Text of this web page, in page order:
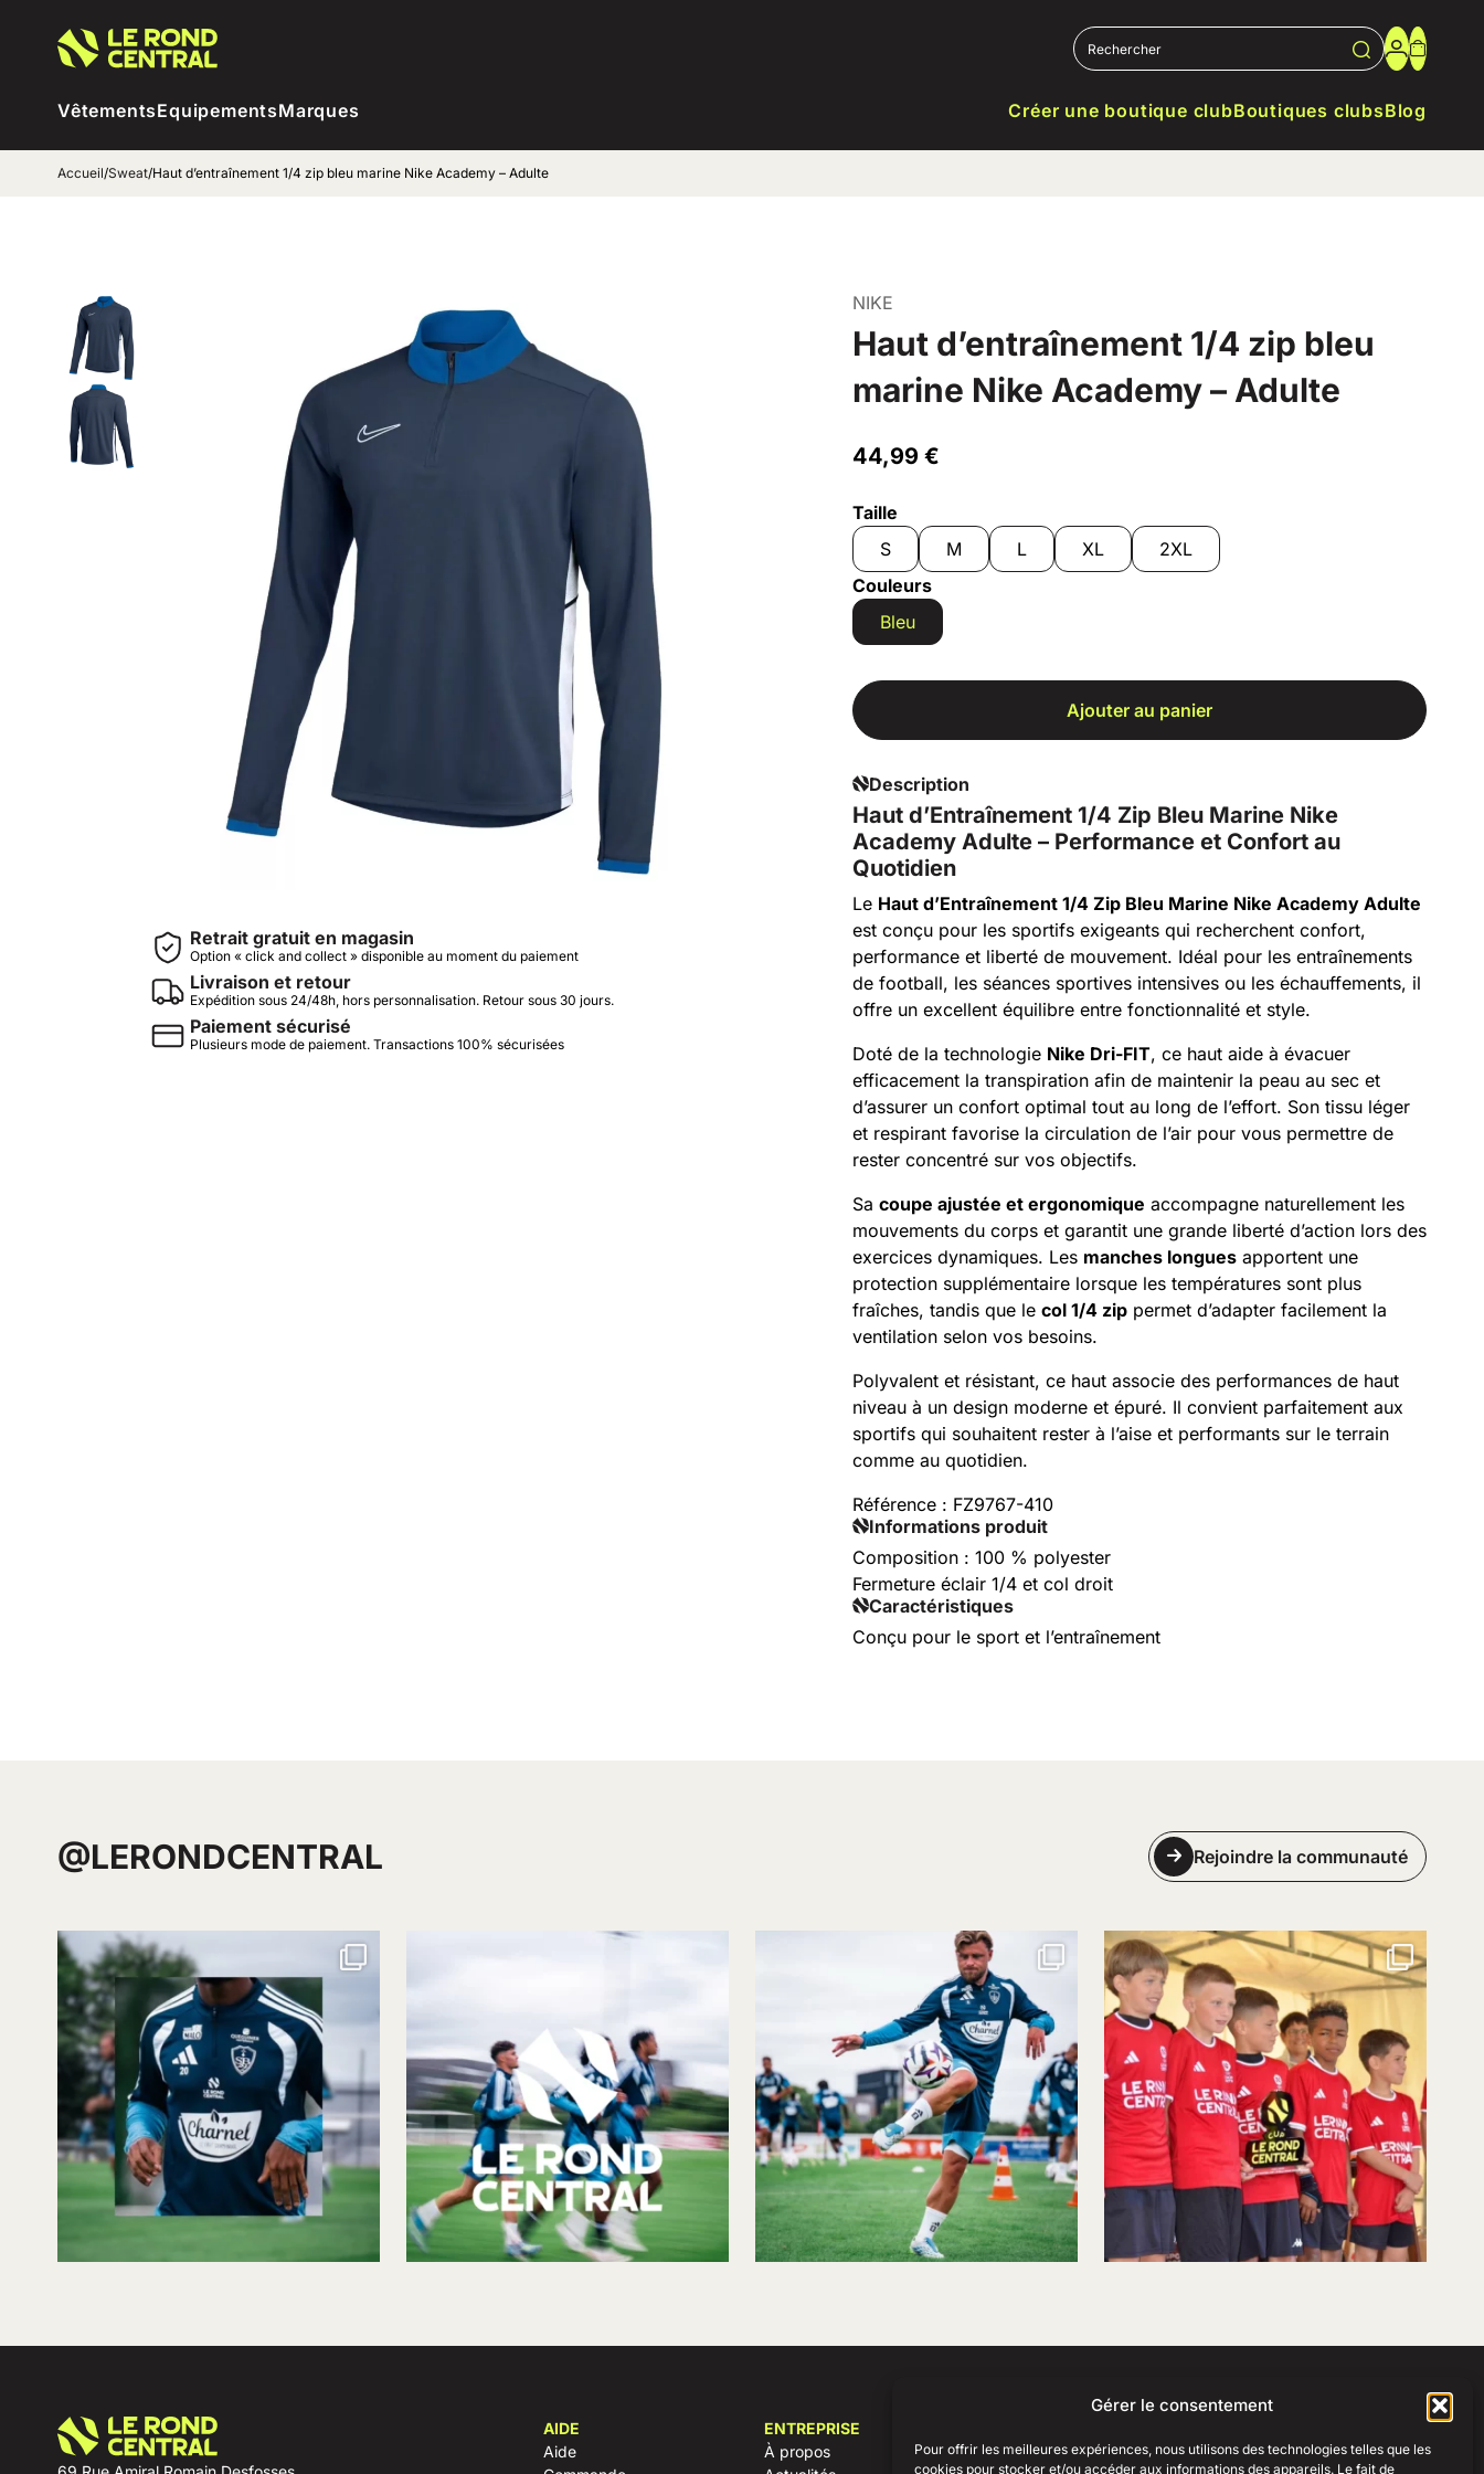
Gérer le consentement
Pour offrir les meilleures expériences, nous utilisons des technologies telles que les
cookies pour stocker et/ou accéder aux informations des appareils. Le fait de
VêtementsEquipementsMarques Créer une boutique clubBoutiques clubsBlog
Accueil/Sweat/Haut d’entraînement 1/4 zip bleu marine Nike Academy – Adulte
Retrait gratuit en magasin
Option « click and collect » disponible au moment du paiement
Livraison et retour
Expédition sous 24/48h, hors personnalisation. Retour sous 30 jours.
Paiement sécurisé
Plusieurs mode de paiement. Transactions 100% sécurisées
NIKE
Haut d’entraînement 1/4 zip bleu
marine Nike Academy – Adulte
44,99 €
Taille
S
M L XL
2XL
Couleurs
Bleu
Ajouter au panier
Description
Haut d’Entraînement 1/4 Zip Bleu Marine Nike
Academy Adulte – Performance et Confort au
Quotidien
Le Haut d’Entraînement 1/4 Zip Bleu Marine Nike Academy Adulte
est conçu pour les sportifs exigeants qui recherchent confort,
performance et liberté de mouvement. Idéal pour les entraînements
de football, les séances sportives intensives ou les échauffements, il
offre un excellent équilibre entre fonctionnalité et style.
Doté de la technologie Nike Dri-FIT, ce haut aide à évacuer
efficacement la transpiration afin de maintenir la peau au sec et
d’assurer un confort optimal tout au long de l’effort. Son tissu léger
et respirant favorise la circulation de l’air pour vous permettre de
rester concentré sur vos objectifs.
Sa coupe ajustée et ergonomique accompagne naturellement les
mouvements du corps et garantit une grande liberté d’action lors des
exercices dynamiques. Les manches longues apportent une
protection supplémentaire lorsque les températures sont plus
fraîches, tandis que le col 1/4 zip permet d’adapter facilement la
ventilation selon vos besoins.
Polyvalent et résistant, ce haut associe des performances de haut
niveau à un design moderne et épuré. Il convient parfaitement aux
sportifs qui souhaitent rester à l’aise et performants sur le terrain
comme au quotidien.
Référence : FZ9767-410
Informations produit
Composition : 100 % polyester
Fermeture éclair 1/4 et col droit
Caractéristiques
Conçu pour le sport et l’entraînement
@LERONDCENTRAL Rejoindre la communauté
AIDE
Aide
ENTREPRISE
À propos
Créer une boutique club
Créer une boutique club